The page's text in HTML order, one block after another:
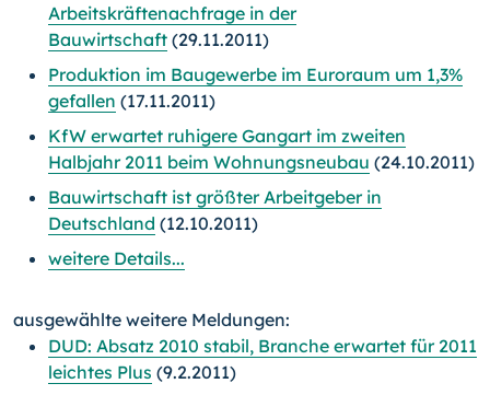
Arbeitskräftenachfrage in der
Bauwirtschaft (29.11.2011)
Produktion im Baugewerbe im Euroraum um 1,3%
gefallen (17.11.2011)
KfW erwartet ruhigere Gangart im zweiten
Halbjahr 2011 beim Wohnungsneubau (24.10.2011)
Bauwirtschaft ist größter Arbeitgeber in
Deutschland (12.10.2011)
weitere Details...
ausgewählte weitere Meldungen:
DUD: Absatz 2010 stabil, Branche erwartet für 2011
leichtes Plus (9.2.2011)